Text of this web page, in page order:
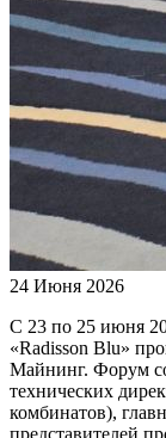
24 Июня 2026
С 23 по 25 июня
«Radisson Blu»
Майнинг. Форум
технических
комбинатов),
представителей